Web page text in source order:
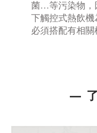
菌…等污染物，
下觸控式熱飲機
必須搭配有相關
—